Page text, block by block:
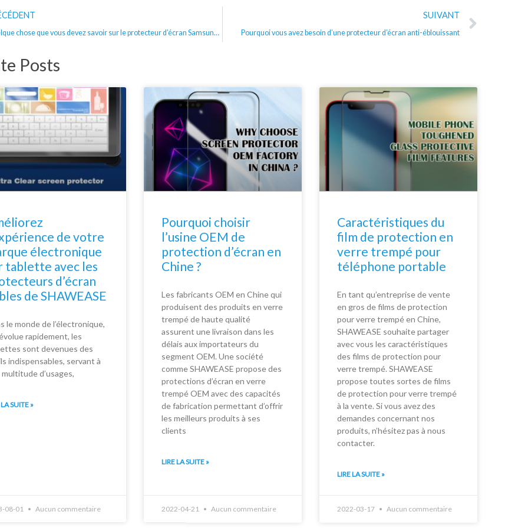
Quelque chose que vous devez savoir sur le protecteur d’écran Samsung Galaxy S21 Ultra
SUIVANT
Pourquoi vous avez besoin d’une protecteur d’écran anti-éblouissant
Posts
de votre
électronique
tablette avec les
d’écran
de SHAWEASE
le monde de l’électronique,
rapidement, les
sont devenues des
indispensables, servant à
d’usages,
SUITE »
08-01 Aucun commentaire
Pourquoi choisir
l’usine OEM de
protection d’écran en
Chine ?
Les fabricants OEM en Chine qui
produisent des produits en verre
trempé de haute qualité
assurent une livraison dans les
délais aux importateurs du
segment OEM. Une société
comme SHAWEASE propose des
protections d’écran en verre
trempé OEM avec des capacités
de fabrication permettant d’offrir
les meilleurs produits à ses
clients
LIRE LA SUITE »
2022-04-21 Aucun commentaire
Caractéristiques du
film de protection en
verre trempé pour
téléphone portable
En tant qu’entreprise de vente
en gros de films de protection
pour verre trempé en Chine,
SHAWEASE souhaite partager
avec vous les caractéristiques
des films de protection pour
verre trempé. SHAWEASE
propose toutes sortes de films
de protection pour verre trempé
à la vente. Si vous avez des
demandes concernant nos
produits, n’hésitez pas à nous
contacter.
LIRE LA SUITE »
2022-03-17 Aucun commentaire